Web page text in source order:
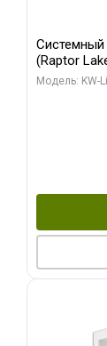
Системный
(Raptor
модуля)/
Модель: KW-